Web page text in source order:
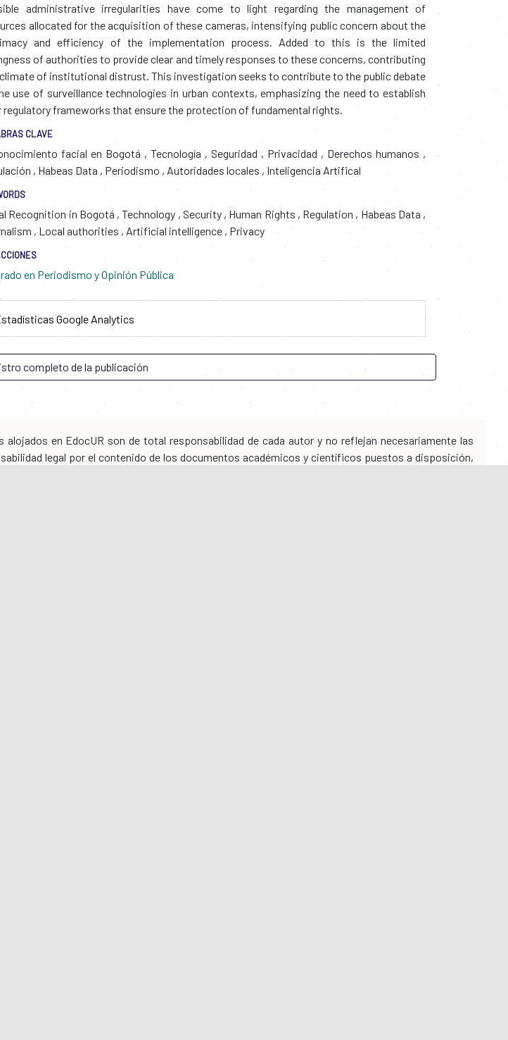
administrative irregularities have come to light regarding the management of
allocated for the acquisition of these cameras, intensifying public concern about the
and efficiency of the implementation process. Added to this is the limited
of authorities to provide clear and timely responses to these concerns, contributing
of institutional distrust. This investigation seeks to contribute to the public debate
use of surveillance technologies in urban contexts, emphasizing the need to establish
regulatory frameworks that ensure the protection of fundamental rights.
CLAVE
facial en Bogotá , Tecnología , Seguridad , Privacidad , Derechos humanos ,
, Habeas Data , Periodismo , Autoridades locales , Inteligencia Artifical
Recognition in Bogotá , Technology , Security , Human Rights , Regulation , Habeas Data ,
, Local authorities , Artificial intelligence , Privacy
en Periodismo y Opinión Pública
Google Analytics
completo de la publicación
en EdocUR son de total responsabilidad de cada autor y no reflejan necesariamente las
legal por el contenido de los documentos académicos y científicos puestos a disposición,